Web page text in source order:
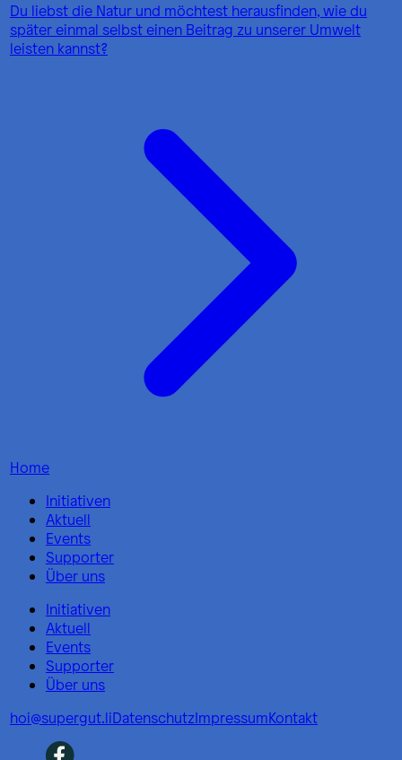
Du liebst die Natur und möchtest herausfinden, wie du
später einmal selbst einen Beitrag zu unserer Umwelt
leisten kannst?
Home
Initiativen
Aktuell
Events
Supporter
Über uns
Initiativen
Aktuell
Events
Supporter
Über uns
hoi@supergut.liDatenschutzImpressumKontakt